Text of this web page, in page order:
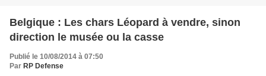
Belgique : Les chars Léopard à vendre, sinon
direction le musée ou la casse
Publié le 10/08/2014 à 07:50
Par RP Defense